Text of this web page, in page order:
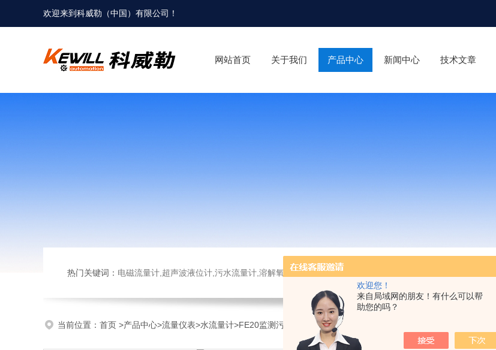
欢迎您！
来自局域网的朋友！有什么可以帮
助您的吗？
欢迎来到科威勒（中国）有限公司！
网站首页 关于我们 产品中心 新闻中心 技术文章
热门关键词： 电磁流量计,超声波液位计,污水流量计,溶解氧仪,在线PH计,压力变送器
当前位置： 首页 >产品中心>流量仪表>水流量计>FE20监测污水流量计_KEWILL